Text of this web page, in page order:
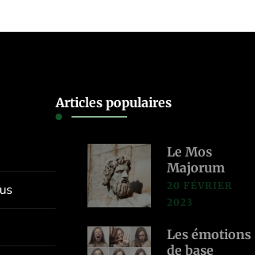
Articles populaires
Le Mos
Majorum
20 FÉVRIER
2023
Les émotions
de base